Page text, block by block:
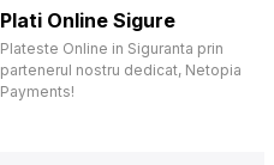
Plati Online Sigure
Plateste Online in Siguranta prin
partenerul nostru dedicat, Netopia
Payments!